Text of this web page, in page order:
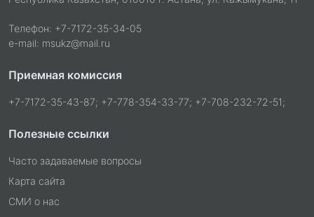
Телефон: +7-7172-35-34-05
e-mail: msukz@mail.ru
Приемная комиссия
+7-7172-35-43-87; +7-778-354-33-77; +7-708-232-72-51;
Полезные ссылки
Часто задаваемые вопросы
Карта сайта
СМИ о нас